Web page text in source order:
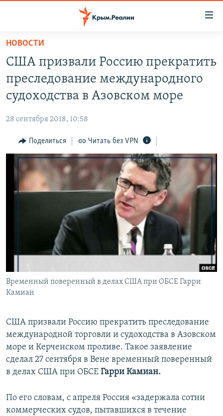
Вернуться
основному
содержанию
Вернутся
главной
навигации
Вернутся
поиску
СПЕЦПРОЕКТЫ
11 ЛЕТ ОККУПАЦИИ КРЫМА. 11 ИСТОРИЙ СОПРОТИВЛЕНИЯ
ВОДА
ЕЩЕ
ИНТЕРАКТИВ
ИНФОГРАФИКА
ТЕЛЕПРОЕКТ КРЫМ.РЕАЛИИ
СОВЕТЫ ПРАВОЗАЩИТНИКОВ
ПРОПАВШИЕ БЕЗ ВЕСТИ
ПОБЕДИТЕЛЕЙ НЕ СУДЯТ?
КРЫМ.НЕПОКОРЕННЫЙ
УКРАИНСКАЯ ПРОБЛЕМА КРЫМА
РАДІО СВОБОДА
КАК ОБОЙТИ БЛОКИРОВКУ
Українською
ПРИСОЕДИНЯЙТЕСЬ!
НОВОСТИ
США призвали Россию прекратить
преследование международного
судоходства в Азовском море
28 сентября 2018, 10:58
Поделиться Читать без VPN
Временный поверенный в делах США при ОБСЕ Гарри
Камиан
США призвали Россию прекратить преследование
международной торговли и судоходства в Азовском
море и Керченском проливе. Такое заявление
сделал 27 сентября в Вене временный поверенный
в делах США при ОБСЕ Гарри Камиан.
По его словам, с апреля Россия «задержала сотни
коммерческих судов, пытавшихся в течение